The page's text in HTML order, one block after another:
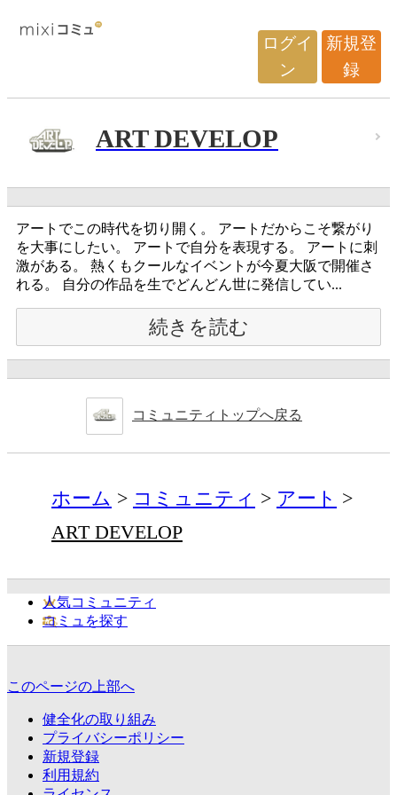
ログイ
ン
新規登
録
ART DEVELOP
アートでこの時代を切り開く。 アートだからこそ繋がり
を大事にしたい。 アートで自分を表現する。 アートに刺
激がある。 熱くもクールなイベントが今夏大阪で開催さ
れる。 自分の作品を生でどんどん世に発信してい...
続きを読む
コミュニティトップへ戻る
ホーム コミュニティ
アート
ART DEVELOP
人気コミュニティ
コミュを探す
このページの上部へ
健全化の取り組み
プライバシーポリシー
新規登録
利用規約